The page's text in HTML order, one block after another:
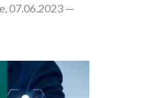
07.06.2023 —